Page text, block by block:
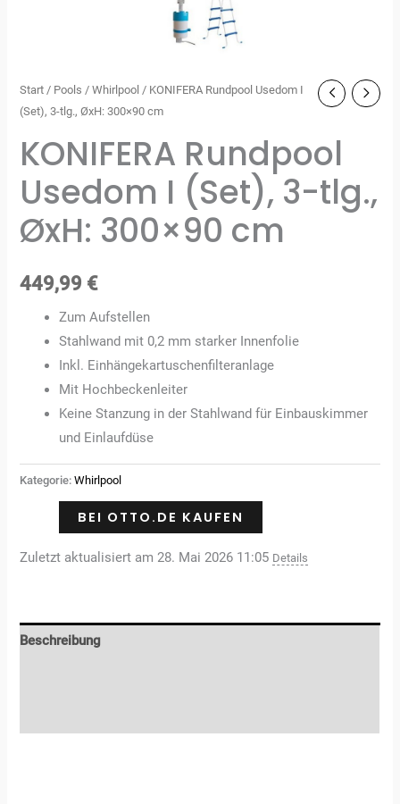
Start / Pools /Whirlpool / KONIFERA Rundpool Usedom I
(Set), 3-tlg., ØxH: 300×90 cm
KONIFERA Rundpool
Usedom I (Set), 3-tlg.,
ØxH: 300×90 cm
449,99 €
Zum Aufstellen
Stahlwand mit 0,2 mm starker Innenfolie
Inkl. Einhängekartuschenfilteranlage
Mit Hochbeckenleiter
Keine Stanzung in der Stahlwand für Einbauskimmer
und Einlaufdüse
Kategorie:Whirlpool
BEI OTTO.DE KAUFEN
Zuletzt aktualisiert am 28. Mai 2026 11:05 Details
Beschreibung